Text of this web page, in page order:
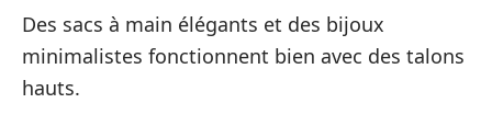
Des sacs à main élégants et des bijoux
minimalistes fonctionnent bien avec des talons
hauts.